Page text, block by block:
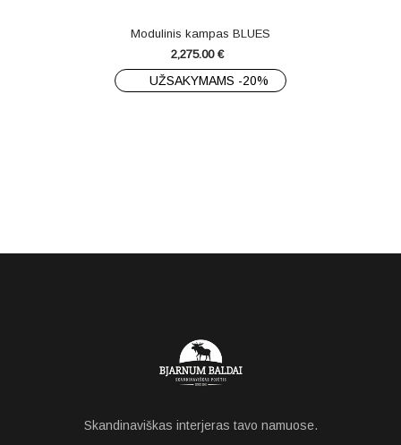
Modulinis kampas BLUES
2,275.00 €
UŽSAKYMAMS -20%
Skandinaviškas interjeras tavo namuose.